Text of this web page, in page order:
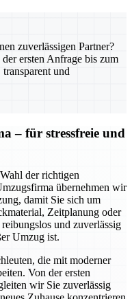
zuverlässigen Partner?
ersten Anfrage bis zum
und
– für stressfreie und
der richtigen
übernehmen wir
damit Sie sich um
Zeitplanung oder
und zuverlässig
Umzug ist.
die mit moderner
Von der ersten
wir Sie zuverlässig